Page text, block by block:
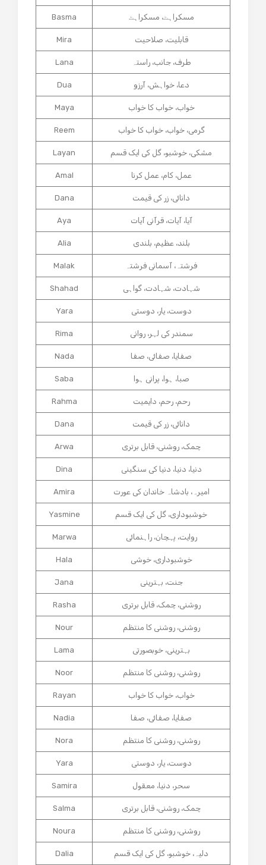
Basma مسکراہٹ، مسکراہٹ
Mira قابلیت، صلاحیت
Lana طرف، جانب، راستہ
Dua دعا، خواہش، آرزو
Maya خواب، خواب کا خواب
Reem گرمی، خواب، خواب کا خواب
Layan مشکی، خوشبو، گل کی ایک قسم
Amal عمل، کام، عمل کرنا
Dana دانائی، زر کی قیمت
Aya آیا، آیات، قرآنی آیات
Alia بلند، عظیم، بلندی
Malak فرشتہ، آسمانی فرشتہ
Shahad شہادت، شہادت، گواہی
Yara دوست، یار، دوستی
Rima سمندر کی لہر، روانی
Nada صفایا، صفائی، صفا
Saba صبا، ہوا، پرانی ہوا
Rahma رحم، رحم، دایمیت
Dana دانائی، زر کی قیمت
Arwa چمک، روشنی، قابل برتری
Dina دنیا، دنیا، دنیا کی سنگینی
Amira امیرہ، بادشاہ خاندان کی عورت
Yasmine خوشبوداری، گل کی ایک قسم
Marwa روایت، پہچان، راہنمائی
Hala خوشبوداری، خوشی
Jana جنت، بہترینی
Rasha روشنی، چمک، قابل برتری
Nour روشنی، روشنی کا منتظم
Lama بہترینی، خوبصورتی
Noor روشنی، روشنی کا منتظم
Rayan خواب، خواب کا خواب
Nadia صفایا، صفائی، صفا
Nora روشنی، روشنی کا منتظم
Yara دوست، یار، دوستی
Samira سحر، دنیا، معقول
Salma چمک، روشنی، قابل برتری
Noura روشنی، روشنی کا منتظم
Dalia دلیہ، خوشبو، گل کی ایک قسم